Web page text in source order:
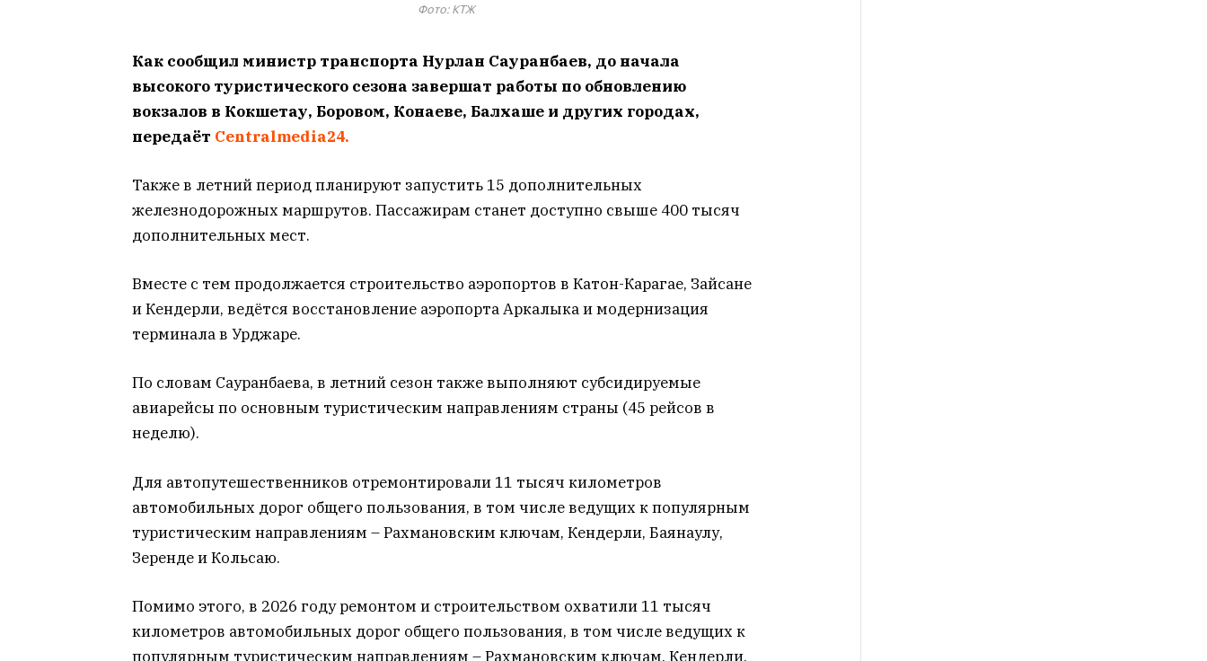
Фото: КТЖ
Как сообщил министр транспорта Нурлан Сауранбаев, до начала
высокого туристического сезона завершат работы по обновлению
вокзалов в Кокшетау, Боровом, Конаеве, Балхаше и других городах,
передаёт Centralmedia24.
Также в летний период планируют запустить 15 дополнительных
железнодорожных маршрутов. Пассажирам станет доступно свыше 400 тысяч
дополнительных мест.
Вместе с тем продолжается строительство аэропортов в Катон-Карагае, Зайсане
и Кендерли, ведётся восстановление аэропорта Аркалыка и модернизация
терминала в Урджаре.
По словам Сауранбаева, в летний сезон также выполняют субсидируемые
авиарейсы по основным туристическим направлениям страны (45 рейсов в
неделю).
Для автопутешественников отремонтировали 11 тысяч километров
автомобильных дорог общего пользования, в том числе ведущих к популярным
туристическим направлениям – Рахмановским ключам, Кендерли, Баянаулу,
Зеренде и Кольсаю.
Помимо этого, в 2026 году ремонтом и строительством охватили 11 тысяч
километров автомобильных дорог общего пользования, в том числе ведущих к
популярным туристическим направлениям – Рахмановским ключам, Кендерли,